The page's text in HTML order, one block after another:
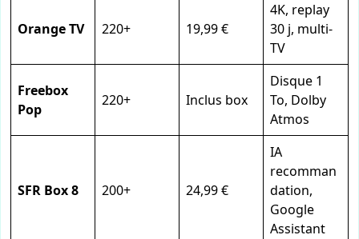
Orange TV 220+ 19,99 €
4K, replay
30 j, multi-
TV
Freebox
Pop
220+ Inclus box
Disque 1
To, Dolby
Atmos
SFR Box 8 200+ 24,99 €
IA
recomman
dation,
Google
Assistant